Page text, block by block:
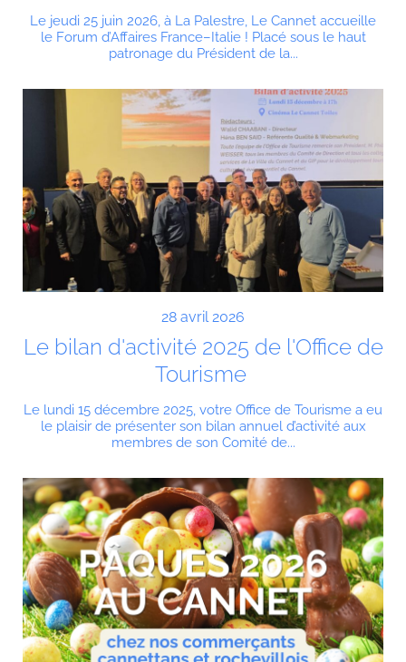
Le jeudi 25 juin 2026, à La Palestre, Le Cannet accueille
le Forum d’Affaires France–Italie ! Placé sous le haut
patronage du Président de la...
28 avril 2026
Le bilan d'activité 2025 de l'Office de
Tourisme
Le lundi 15 décembre 2025, votre Office de Tourisme a eu
le plaisir de présenter son bilan annuel d’activité aux
membres de son Comité de...